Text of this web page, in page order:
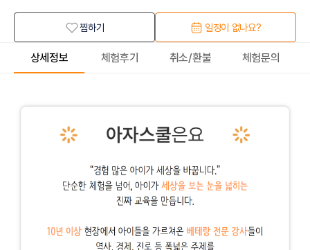
찜하기 일정이 없나요?
상세정보 체험후기 취소/환불 체험문의